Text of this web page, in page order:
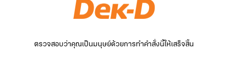
ตรวจสอบว่าคุณเป็นมนุษย์ด้วยการทำคำสั่งนี้ให้เสร็จสิ้น